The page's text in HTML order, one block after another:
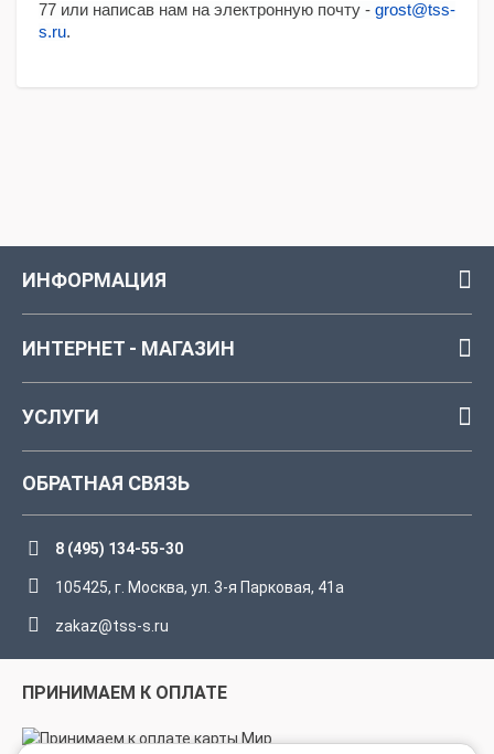
77 или написав нам на электронную почту - grost@tss-
s.ru.
ИНФОРМАЦИЯ
ИНТЕРНЕТ - МАГАЗИН
УСЛУГИ
ОБРАТНАЯ СВЯЗЬ
8 (495) 134-55-30
105425, г. Москва, ул. 3-я Парковая, 41а
zakaz@tss-s.ru
ПРИНИМАЕМ К ОПЛАТЕ